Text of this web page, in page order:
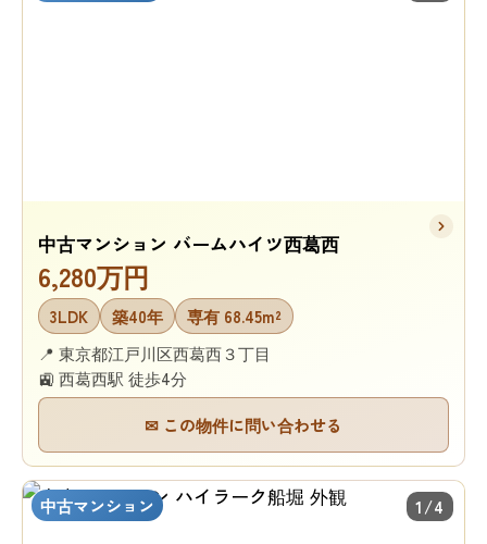
中古マンション バームハイツ西葛西
6,280万円
3LDK 築40年
専有 68.45m²
📍 東京都江戸川区西葛西３丁目
🚉 西葛西駅 徒歩4分
✉ この物件に問い合わせる
中古マンション 1/4